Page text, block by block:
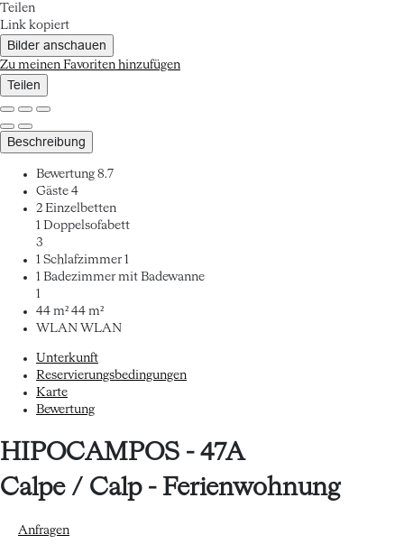
Teilen
Link kopiert
Bilder anschauen
Zu meinen Favoriten hinzufügen
Teilen
Beschreibung
Bewertung 8.7
Gäste 4
2 Einzelbetten
1 Doppelsofabett
3
1 Schlafzimmer 1
1 Badezimmer mit Badewanne
1
44 m² 44 m²
WLAN WLAN
Unterkunft
Reservierungsbedingungen
Karte
Bewertung
HIPOCAMPOS - 47A
Calpe / Calp - Ferienwohnung
Anfragen